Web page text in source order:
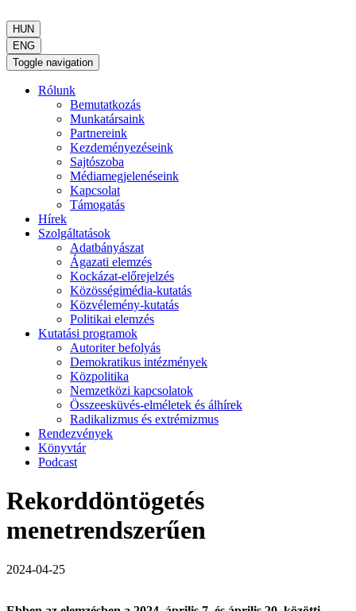
HUN
ENG
Toggle navigation
Rólunk
Bemutatkozás
Munkatársaink
Partnereink
Kezdeményezéseink
Sajtószoba
Médiamegjelenéseink
Kapcsolat
Támogatás
Hírek
Szolgáltatások
Adatbányászat
Ágazati elemzés
Kockázat-előrejelzés
Közösségimédia-kutatás
Közvélemény-kutatás
Politikai elemzés
Kutatási programok
Autoriter befolyás
Demokratikus intézmények
Közpolitika
Nemzetközi kapcsolatok
Összeesküvés-elméletek és álhírek
Radikalizmus és extrémizmus
Rendezvények
Könyvtár
Podcast
Rekorddöntögetés
menetrendszerűen
2024-04-25